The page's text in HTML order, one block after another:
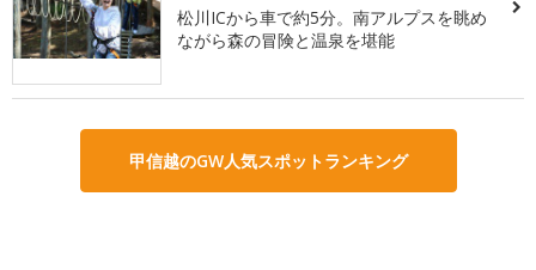
松川ICから車で約5分。南アルプスを眺め
ながら森の冒険と温泉を堪能
甲信越のGW人気スポットランキング